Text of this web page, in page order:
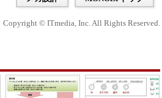
Copyright © ITmedia, Inc. All Rights Reserved.